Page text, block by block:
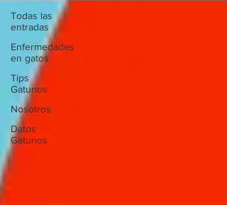
Todas las
entradas
Enfermedades
en gatos
Tips
Gatunos
Nosotros
Datos
Gatunos